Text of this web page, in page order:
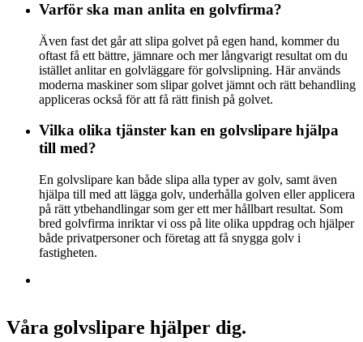
Varför ska man anlita en golvfirma?
Även fast det går att slipa golvet på egen hand, kommer du
oftast få ett bättre, jämnare och mer långvarigt resultat om du
istället anlitar en golvläggare för golvslipning. Här används
moderna maskiner som slipar golvet jämnt och rätt behandling
appliceras också för att få rätt finish på golvet.
Vilka olika tjänster kan en golvslipare hjälpa
till med?
En golvslipare kan både slipa alla typer av golv, samt även
hjälpa till med att lägga golv, underhålla golven eller applicera
på rätt ytbehandlingar som ger ett mer hållbart resultat. Som
bred golvfirma inriktar vi oss på lite olika uppdrag och hjälper
både privatpersoner och företag att få snygga golv i
fastigheten.
Våra golvslipare hjälper dig.